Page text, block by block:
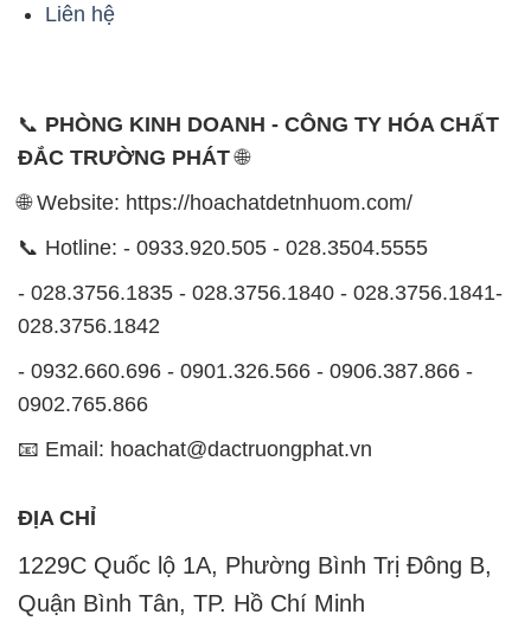
Liên hệ
📞 PHÒNG KINH DOANH - CÔNG TY HÓA CHẤT
ĐẮC TRƯỜNG PHÁT🌐
🌐 Website: https://hoachatdetnhuom.com/
📞 Hotline: - 0933.920.505 - 028.3504.5555
- 028.3756.1835 - 028.3756.1840 - 028.3756.1841-
028.3756.1842
- 0932.660.696 - 0901.326.566 - 0906.387.866 -
0902.765.866
📧 Email: hoachat@dactruongphat.vn
ĐỊA CHỈ
1229C Quốc lộ 1A, Phường Bình Trị Đông B,
Quận Bình Tân, TP. Hồ Chí Minh